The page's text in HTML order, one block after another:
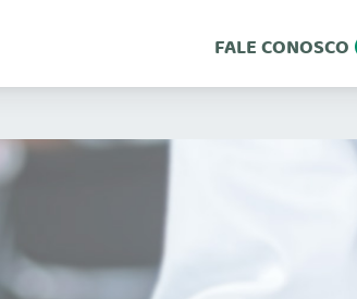
FALE CONOSCO